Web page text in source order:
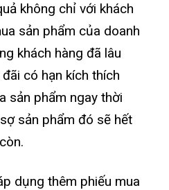
không chỉ với khách
sản phẩm của doanh
khách hàng đã lâu
đãi có hạn kích thích
sản phẩm ngay thời
sản phẩm đó sẽ hết
dụng thêm phiếu mua